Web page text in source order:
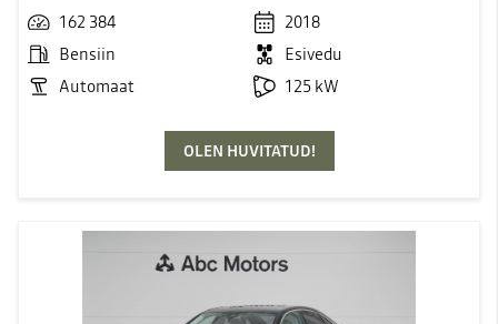
162 384
2018
Bensiin
Esivedu
Automaat
125 kW
OLEN HUVITATUD!